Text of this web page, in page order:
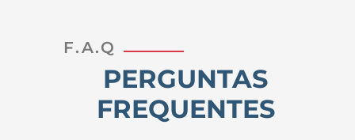
F.A.Q
PERGUNTAS
FREQUENTES